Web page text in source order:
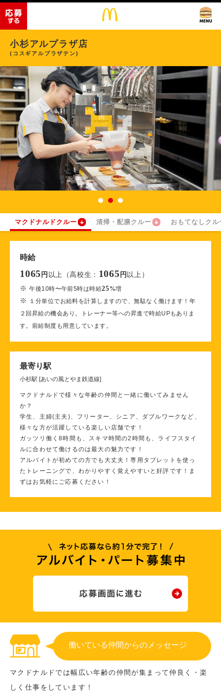
小杉アルプラザ店
(コスギアルプラザテン)
マクドナルドクルー 清掃・配膳クルー おもてなしクル
時給
1065 円 以上（高校生： 1065 円 以上）
※午後10時〜午前5時は時給25%増
※
１分単位でお給料を計算しますので、無駄なく働けます！年
２回昇給の機会あり。トレーナー等への昇進で時給UPもありま
す。前給制度も用意しています。
最寄り駅
小杉駅 [あいの風とやま鉄道線]
マクドナルドで様々な年齢の仲間と一緒に働いてみません
か？
学生、主婦(主夫)、フリーター、シニア、ダブルワークなど、
様々な方が活躍している楽しい店舗です！
ガッツリ働く8時間も、スキマ時間の2時間も、ライフスタイ
ルに合わせて働けるのは最大の魅力です！
アルバイトが初めての方でも大丈夫！専用タブレットを使っ
たトレーニングで、わかりやすく覚えやすいと好評です！ま
ずはお気軽にご応募ください！
働いている仲間からのメッセージ
マクドナルドでは幅広い年齢の仲間が集まって仲良く・楽
しく仕事をしています！